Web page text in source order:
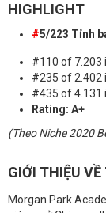
HIGHLIGHT
#5/223 Tỉnh
#110 of 7.203
#235 of 2.402
#435 of 4.131
Rating: A+
(Theo Niche 2020
GIỚI THIỆU VỀ
Morgan Park